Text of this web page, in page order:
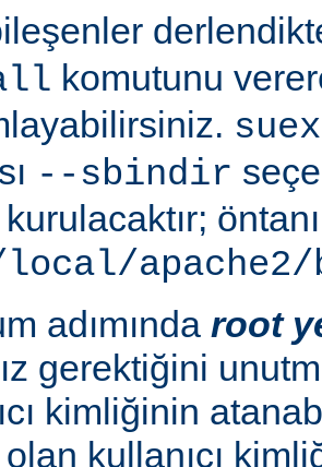
komutunu
--sbindir
adımında root
gerektiğini
kimliğinin
kullanıcı